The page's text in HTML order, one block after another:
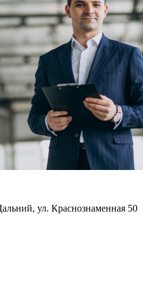
ул. Краснознаменная 50